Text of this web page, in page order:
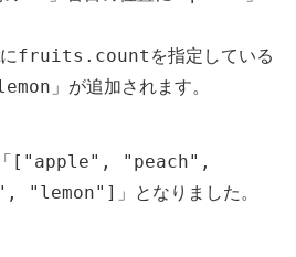
fruits.count を指定している
」が追加されます。
["apple", "peach",
"lemon"] 」となりました。